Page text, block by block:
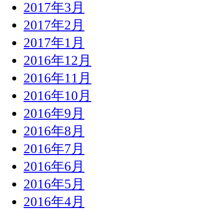
2017年3月
2017年2月
2017年1月
2016年12月
2016年11月
2016年10月
2016年9月
2016年8月
2016年7月
2016年6月
2016年5月
2016年4月